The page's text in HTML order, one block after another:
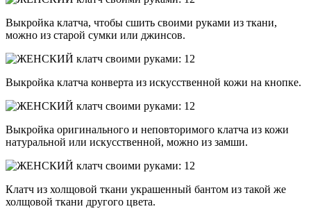
Выкройка клатча, чтобы сшить своими руками из ткани,
можно из старой сумки или джинсов.
Выкройка клатча конверта из искусственной кожи на кнопке.
Выкройка оригинального и неповторимого клатча из кожи
натуральной или искусственной, можно из замши.
Клатч из холщовой ткани украшенный бантом из такой же
холщовой ткани другого цвета.